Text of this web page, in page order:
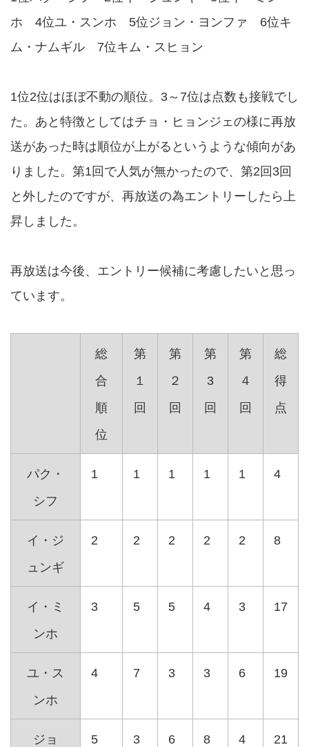
ホ 4位ユ・スンホ 5位ジョン・ヨンファ 6位キ
ム・ナムギル 7位キム・スヒョン
1位2位はほぼ不動の順位。3～7位は点数も接戦でし
た。あと特徴としてはチョ・ヒョンジェの様に再放
送があった時は順位が上がるというような傾向があ
りました。第1回で人気が無かったので、第2回3回
と外したのですが、再放送の為エントリーしたら上
昇しました。
再放送は今後、エントリー候補に考慮したいと思っ
ています。
総
合
順
位
第
１
回
第
２
回
第
3
回
第
４
回
総
得
点
パク・
シフ
1 1 1 1 1 4
イ・ジ
ュンギ
2 2 2 2 2 8
イ・ミ
ンホ
3 5 5 4 3 17
ユ・ス
ンホ
4 7 3 3 6 19
ジョ
5 3 6 8 4 21